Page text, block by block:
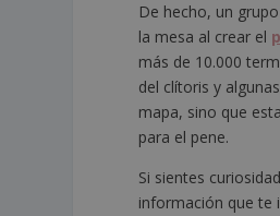
De hecho, un
la mesa al crear el
más de 10.000
del clítoris y
mapa, sino que
para el pene.
Si sientes
información que te